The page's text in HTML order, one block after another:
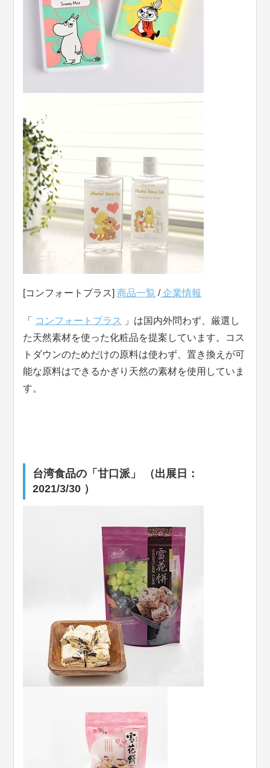
[コンフォートプラス]商品一覧 /企業情報
「 コンフォートプラス
」は国内外問わず、厳選し
た天然素材を使った化粧品を提案しています。コス
トダウンのためだけの原料は使わず、置き換えが可
能な原料はできるかぎり天然の素材を使用していま
す。
台湾食品の「甘口派」 （出展日：
2021/3/30 ）